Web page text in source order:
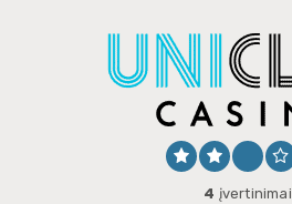
4 įvertinimai